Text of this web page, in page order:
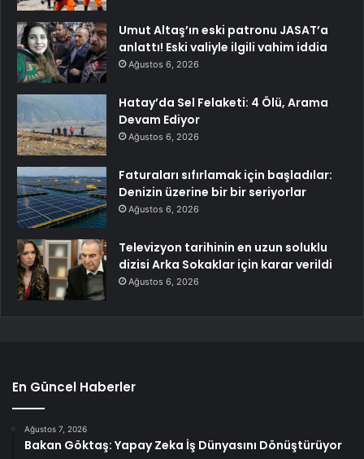
Umut Altaş’ın eski patronu JASAT’a
anlattı! Eski valiyle ilgili vahim iddia
Ağustos 6, 2026
Hatay’da Sel Felaketi: 4 Ölü, Arama
Devam Ediyor
Ağustos 6, 2026
Faturaları sıfırlamak için başladılar:
Denizin üzerine bir bir seriyorlar
Ağustos 6, 2026
Televizyon tarihinin en uzun soluklu
dizisi Arka Sokaklar için karar verildi
Ağustos 6, 2026
En Güncel Haberler
Ağustos 7, 2026
Bakan Göktaş: Yapay Zeka İş Dünyasını Dönüştürüyor